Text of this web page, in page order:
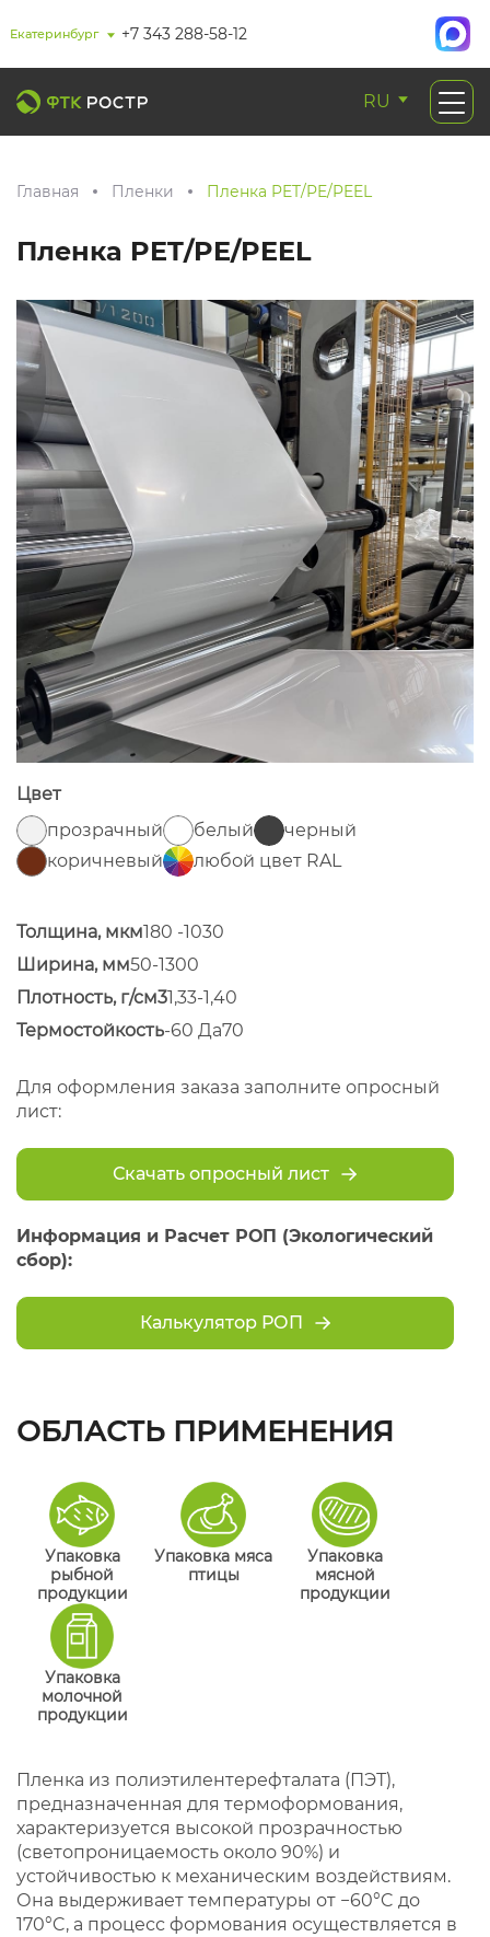
Екатеринбург +7 343 288-58-12
RU
Главная Пленки Пленка PET/PE/PEEL
Пленка PET/PE/PEEL
Цвет
прозрачный
белый
черный
коричневый
любой цвет RAL
Толщина, мкм180 -1030
Ширина, мм50-1300
Плотность, г/см31,33-1,40
Термостойкость-60 Да70
Для оформления заказа заполните опросный
лист:
Скачать опросный лист
Информация и Расчет РОП (Экологический
сбор):
Калькулятор РОП
ОБЛАСТЬ ПРИМЕНЕНИЯ
Упаковка
рыбной
продукции
Упаковка мяса
птицы
Упаковка
мясной
продукции
Упаковка
молочной
продукции
Пленка из полиэтилентерефталата (ПЭТ),
предназначенная для термоформования,
характеризуется высокой прозрачностью
(светопроницаемость около 90%) и
устойчивостью к механическим воздействиям.
Она выдерживает температуры от −60°C до
170°C, а процесс формования осуществляется в